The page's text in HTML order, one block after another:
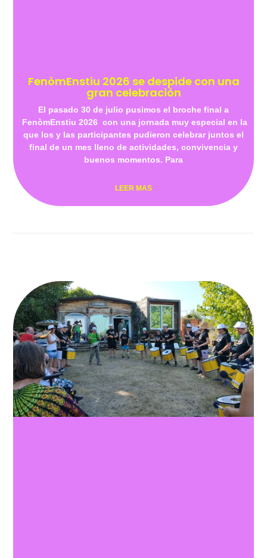
FenòmEnstiu 2026 se despide con una
gran celebración
El pasado 30 de julio pusimos el broche final a
FenòmEnstiu 2026 con una jornada muy especial en la
que los y las participantes pudieron celebrar juntos el
final de un mes lleno de actividades, convivencia y
buenos momentos. Para
LEER MAS